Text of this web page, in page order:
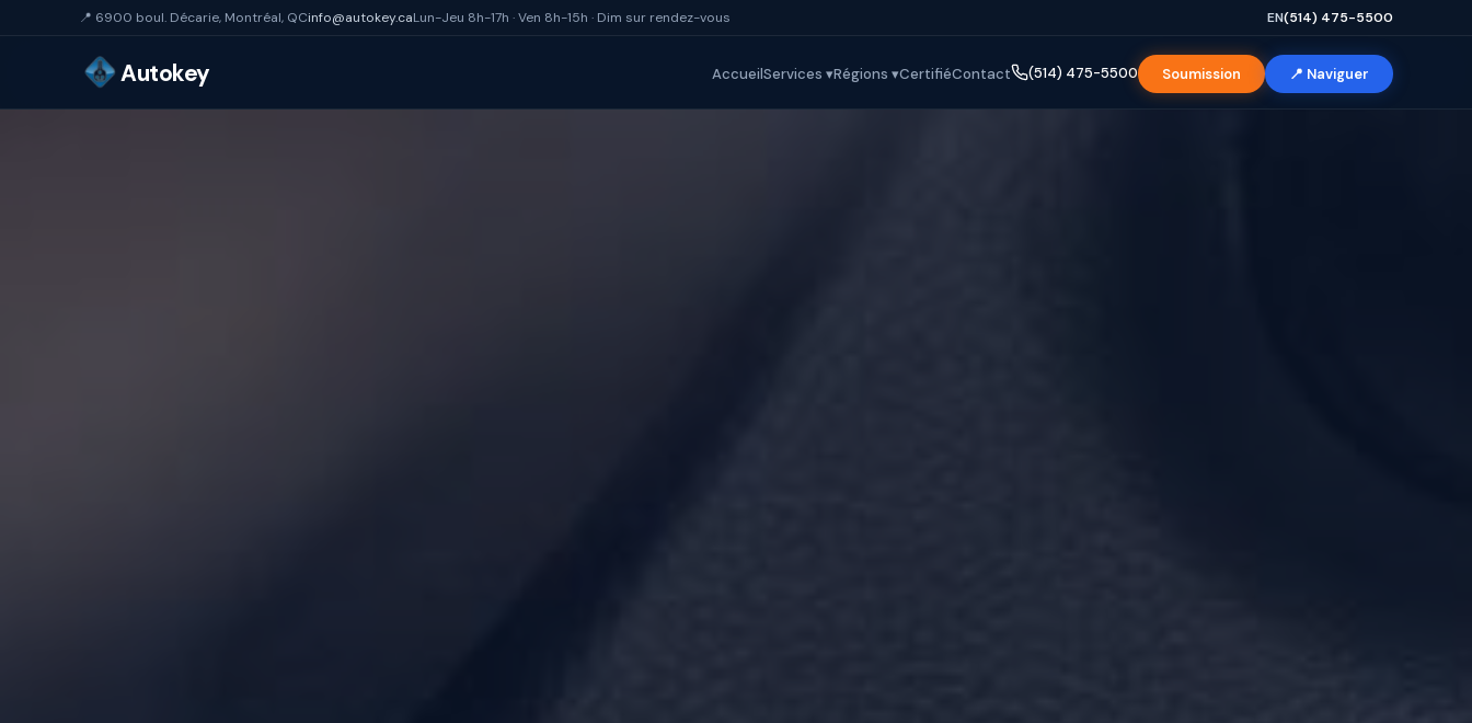
📍 6900 boul. Décarie, Montréal, QCinfo@autokey.caLun-Jeu 8h-17h · Ven 8h-15h · Dim sur rendez-vous EN(514) 475-5500
Autokey AccueilServices ▾Régions ▾CertifiéContact (514) 475-5500 Soumission 📍 Naviguer